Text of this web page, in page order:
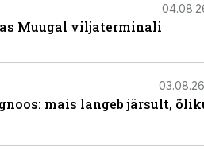
Muugal viljaterminali
mais langeb järsult,